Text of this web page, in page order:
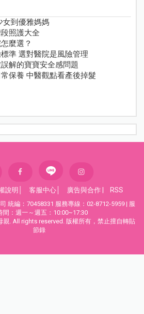
女到優雅媽媽
照護大全
麼選？
準 選對醫院是風險管理
解的寶寶安全感問題
保養 中醫觀點看產後掉髮
說明 客服中心 廣告與合作 RSS
統編：70458331 服務專線：02-8712-5959 | 服
間：週一～週五：10:00~17:30
. All rights reserved. 版權所有，禁止擅自轉貼
節錄